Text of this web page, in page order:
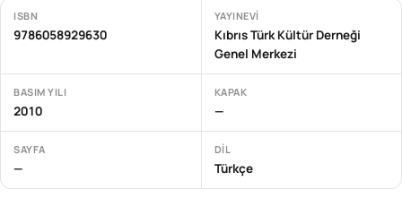
ISBN
9786058929630
YAYINEVI
Kıbrıs Türk Kültür Derneği
Genel Merkezi
BASIM YILI
2010
KAPAK
—
SAYFA
—
DIL
Türkçe